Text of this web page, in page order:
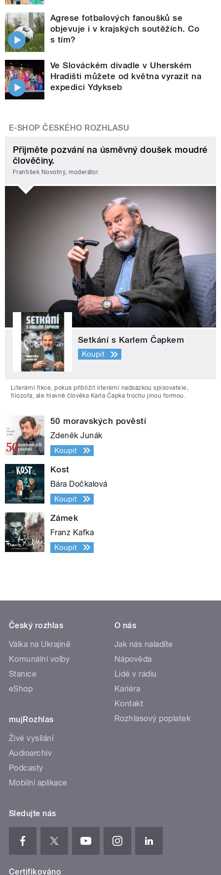
Agrese fotbalových fanoušků se
objevuje i v krajských soutěžích. Co
s tím?
Ve Slováckém divadle v Uherském
Hradišti můžete od května vyrazit na
expedici Ydykseb
E-SHOP ČESKÉHO ROZHLASU
Přijměte pozvání na úsměvný doušek moudré
člověčiny.
František Novotný, moderátor
Setkání s Karlem Čapkem
Koupit
Literární fikce, pokus přiblížit literární nadsázkou spisovatele,
filozofa, ale hlavně člověka Karla Čapka trochu jinou formou.
50 moravských pověstí
Zdeněk Junák
Koupit
Kost
Bára Dočkalová
Koupit
Zámek
Franz Kafka
Koupit
Český rozhlas
Válka na Ukrajině
Komunální volby
Stanice
eShop
mujRozhlas
Živé vysílání
Audioarchiv
Podcasty
Mobilní aplikace
O nás
Jak nás naladíte
Nápověda
Lidé v rádiu
Kariéra
Kontakt
Rozhlasový poplatek
Sledujte nás
Certifikováno